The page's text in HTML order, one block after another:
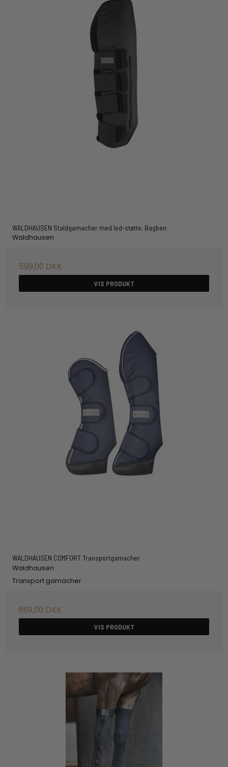
WALDHAUSEN Staldgamacher med led-støtte. Bagben
Waldhausen
599,00 DKK
VIS PRODUKT
WALDHAUSEN COMFORT Transportgamacher
Waldhausen
Transport gamacher
669,00 DKK
VIS PRODUKT